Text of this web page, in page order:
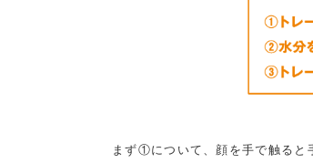
まず①について、顔を手で触ると